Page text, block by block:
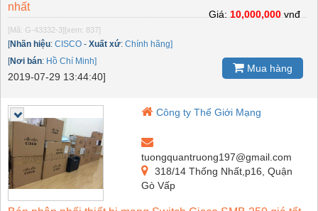
nhất
[Mã: G-43332-3] [xem: 837]
[Nhãn hiệu: CISCO - Xuất xứ: Chính hãng]
[Nơi bán: Hồ Chí Minh]
2019-07-29 13:44:40]
Giá:10,000,000vnđ
Mua hàng
Công ty Thế Giới Mạng
tuongquantruong197@gmail.com
318/14 Thống Nhất,p16, Quận
Gò Vấp